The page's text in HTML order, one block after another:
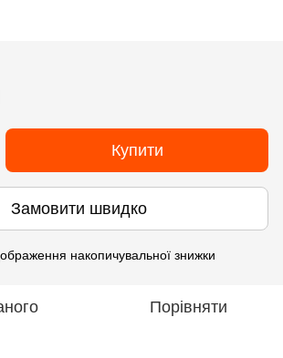
Купити
Замовити швидко
накопичувальної знижки
Порівняти